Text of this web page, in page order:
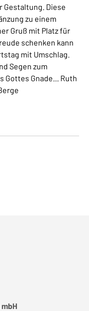
Diese
zu einem
Gruß mit Platz für
schenken kann
mit Umschlag.
Segen zum
Gottes Gnade... Ruth